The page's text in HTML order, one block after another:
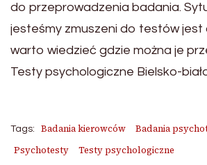
do przeprowadzenia badania.
jesteśmy zmuszeni do testów
warto wiedzieć gdzie można je
Testy psychologiczne Bielsko-
Tags: Badania kierowców
Badania
Psychotesty
Testy psychologiczne